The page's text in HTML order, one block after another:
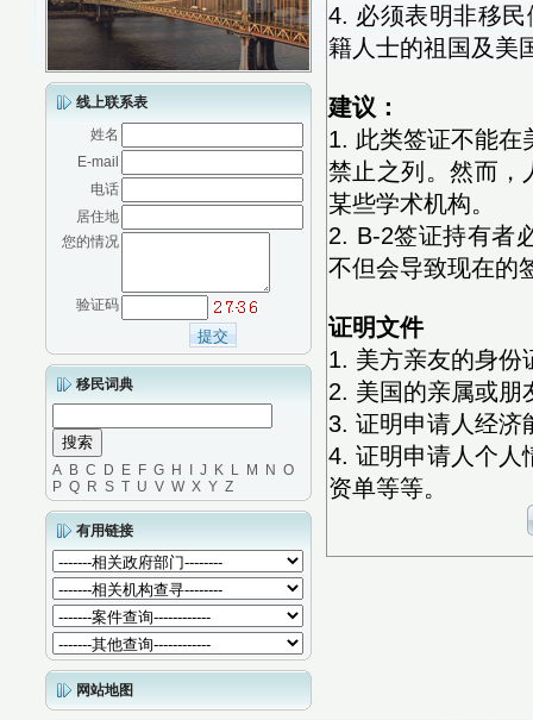
线上联系表
姓名
E-mail
电话
居住地
您的情况
验证码
移民词典
A B C D E F G H J K L M N O
P Q R S T U V W X Y Z
有用链接
网站地图
4. 必须表明非移
籍人士的祖国及美
建议：
1. 此类签证不能在
禁止之列。然而，
某些学术机构。
2. B-2签证持有者
不但会导致现在的
证明文件
1. 美方亲友的身份
2. 美国的亲属或朋
3. 证明申请人经济
4. 证明申请人个人
资单等等。